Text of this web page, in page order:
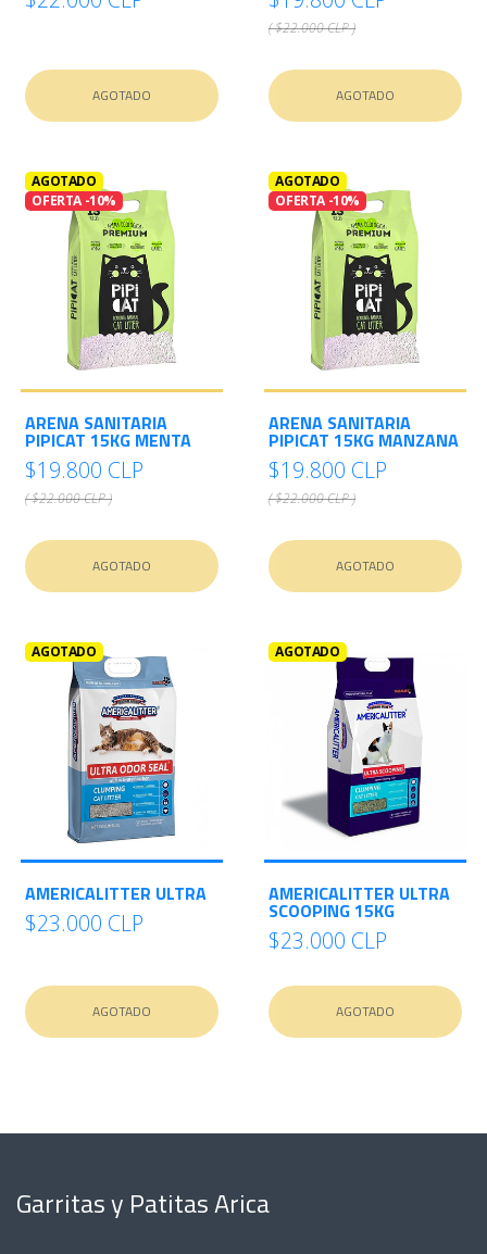
AGOTADO
( $22.000 CLP )
AGOTADO
AGOTADO
OFERTA -10%
ARENA SANITARIA
PIPICAT 15KG MENTA
$19.800 CLP
( $22.000 CLP )
AGOTADO
AGOTADO
OFERTA -10%
ARENA SANITARIA
PIPICAT 15KG MANZANA
$19.800 CLP
( $22.000 CLP )
AGOTADO
AGOTADO
AMERICALITTER ULTRA
$23.000 CLP
AGOTADO
AGOTADO
AMERICALITTER ULTRA
SCOOPING 15KG
$23.000 CLP
AGOTADO
Garritas y Patitas Arica